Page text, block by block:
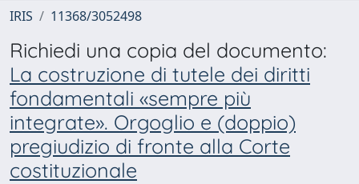
IRIS 11368/3052498
Richiedi una copia del documento:
La costruzione di tutele dei diritti
fondamentali «sempre più
integrate». Orgoglio e (doppio)
pregiudizio di fronte alla Corte
costituzionale